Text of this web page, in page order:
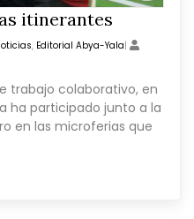
itinerantes
, Editorial Abya-Yala|
trabajo colaborativo, en
ha participado junto a la
en las microferias que